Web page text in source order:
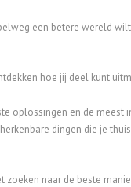
een betere wereld
hoe jij deel kunt
oplossingen en de meest
dingen die je
naar de beste